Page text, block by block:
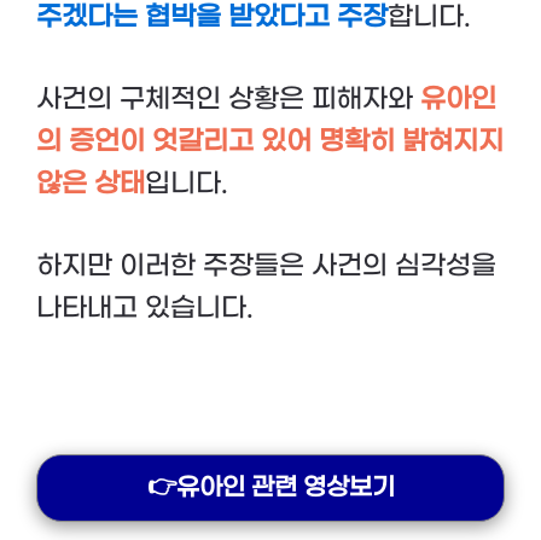
주겠다는 협박을 받았다고 주장합니다.
사건의 구체적인 상황은 피해자와 유아인
의 증언이 엇갈리고 있어 명확히 밝혀지지
않은 상태입니다.
하지만 이러한 주장들은 사건의 심각성을
나타내고 있습니다.
👉유아인 관련 영상보기